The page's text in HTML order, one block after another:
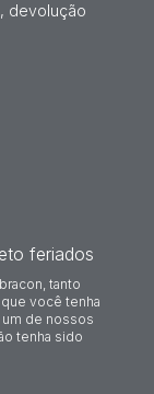
devolução
feriados
tanto
você tenha
um de nossos
tenha sido